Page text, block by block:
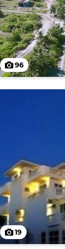
96
19